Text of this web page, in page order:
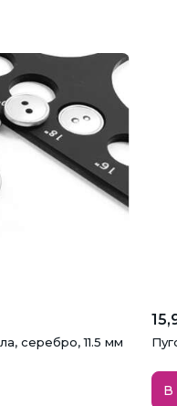
серебро, 11.5 мм
В